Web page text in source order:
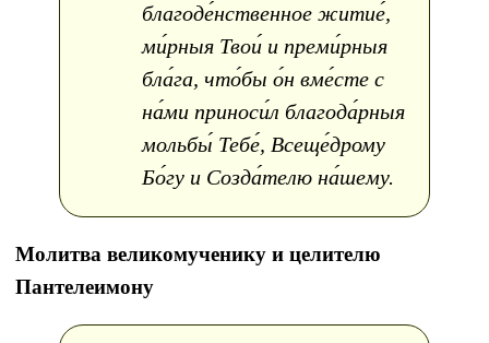
благоде́нственное житие́,
ми́рныя Твои́ и преми́рныя
бла́га, что́бы о́н вме́сте с
на́ми приноси́л благода́рныя
мольбы́ Тебе́, Всеще́дрому
Бо́гу и Созда́телю на́шему.
Молитва великомученику и целителю
Пантелеимону